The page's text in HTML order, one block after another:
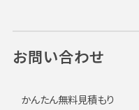
お問い合わせ
かんたん無料見積もり